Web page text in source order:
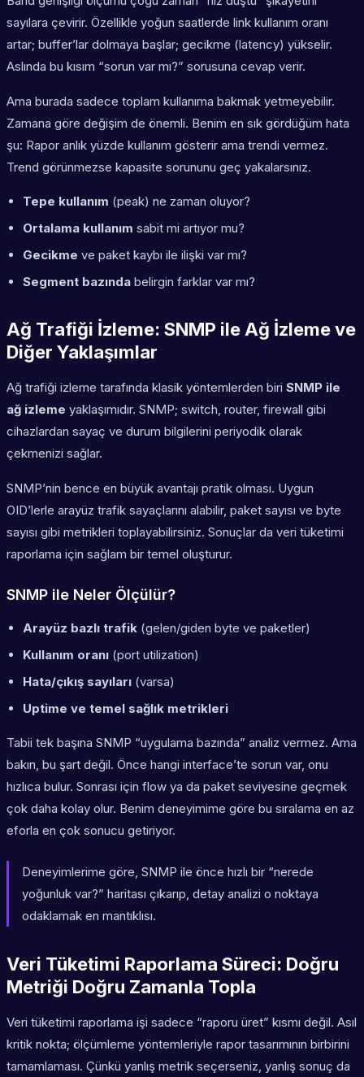
sayılara çevirir. Özellikle yoğun saatlerde link kullanım oranı
artar; buffer’lar dolmaya başlar; gecikme (latency) yükselir.
Aslında bu kısım “sorun var mı?” sorusuna cevap verir.
Ama burada sadece toplam kullanıma bakmak yetmeyebilir.
Zamana göre değişim de önemli. Benim en sık gördüğüm hata
şu: Rapor anlık yüzde kullanım gösterir ama trendi vermez.
Trend görünmezse kapasite sorununu geç yakalarsınız.
Tepe kullanım (peak) ne zaman oluyor?
Ortalama kullanım sabit mi artıyor mu?
Gecikme ve paket kaybı ile ilişki var mı?
Segment bazında belirgin farklar var mı?
Ağ Trafiği İzleme: SNMP ile Ağ İzleme ve
Diğer Yaklaşımlar
Ağ trafiği izleme tarafında klasik yöntemlerden biri SNMP ile
ağ izleme yaklaşımıdır. SNMP; switch, router, firewall gibi
cihazlardan sayaç ve durum bilgilerini periyodik olarak
çekmenizi sağlar.
SNMP’nin bence en büyük avantajı pratik olması. Uygun
OID’lerle arayüz trafik sayaçlarını alabilir, paket sayısı ve byte
sayısı gibi metrikleri toplayabilirsiniz. Sonuçlar da veri tüketimi
raporlama için sağlam bir temel oluşturur.
SNMP ile Neler Ölçülür?
Arayüz bazlı trafik (gelen/giden byte ve paketler)
Kullanım oranı (port utilization)
Hata/çıkış sayıları (varsa)
Uptime ve temel sağlık metrikleri
Tabii tek başına SNMP “uygulama bazında” analiz vermez. Ama
bakın, bu şart değil. Önce hangi interface’te sorun var, onu
hızlıca bulur. Sonrası için flow ya da paket seviyesine geçmek
çok daha kolay olur. Benim deneyimime göre bu sıralama en az
eforla en çok sonucu getiriyor.
Deneyimlerime göre, SNMP ile önce hızlı bir “nerede
yoğunluk var?” haritası çıkarıp, detay analizi o noktaya
odaklamak en mantıklısı.
Veri Tüketimi Raporlama Süreci: Doğru
Metriği Doğru Zamanla Topla
Veri tüketimi raporlama işi sadece “raporu üret” kısmı değil. Asıl
kritik nokta; ölçümleme yöntemleriyle rapor tasarımının birbirini
tamamlaması. Çünkü yanlış metrik seçerseniz, yanlış sonuç da